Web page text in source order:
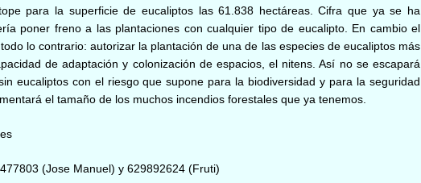
para la superficie de eucaliptos las 61.838 hectáreas. Cifra que ya se ha
poner freno a las plantaciones con cualquier tipo de eucalipto. En cambio el
lo contrario: autorizar la plantación de una de las especies de eucaliptos más
de adaptación y colonización de espacios, el nitens. Así no se escapará
eucaliptos con el riesgo que supone para la biodiversidad y para la seguridad
el tamaño de los muchos incendios forestales que ya tenemos.
(Jose Manuel) y 629892624 (Fruti)